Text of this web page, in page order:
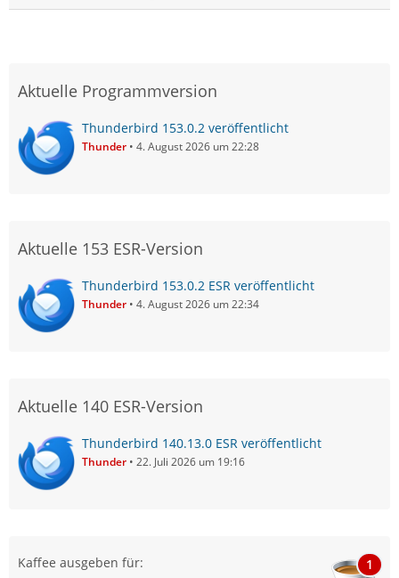
Aktuelle Programmversion
Thunderbird 153.0.2 veröffentlicht
Thunder 4. August 2026 um 22:28
Aktuelle 153 ESR-Version
Thunderbird 153.0.2 ESR veröffentlicht
Thunder 4. August 2026 um 22:34
Aktuelle 140 ESR-Version
Thunderbird 140.13.0 ESR veröffentlicht
Thunder 22. Juli 2026 um 19:16
Kaffee ausgeben für: 1